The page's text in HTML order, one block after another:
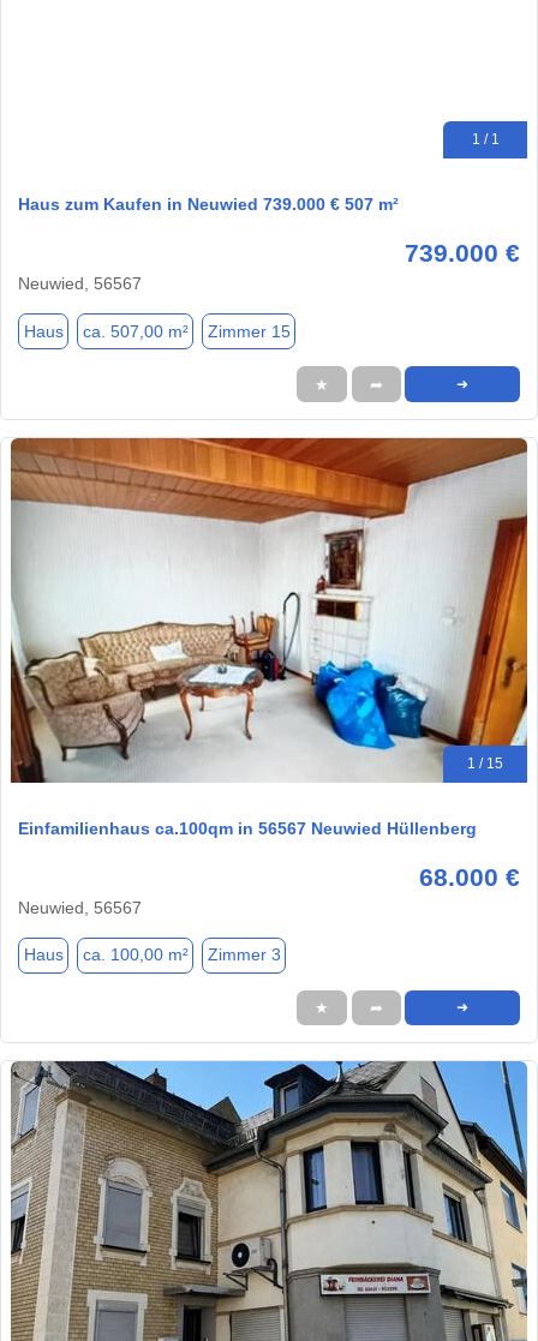
1 / 1
Haus zum Kaufen in Neuwied 739.000 € 507 m²
739.000 €
Neuwied, 56567
Haus ca. 507,00 m² Zimmer 15
★ ➦ ➜
1 / 15
Einfamilienhaus ca.100qm in 56567 Neuwied Hüllenberg
68.000 €
Neuwied, 56567
Haus ca. 100,00 m² Zimmer 3
★ ➦ ➜